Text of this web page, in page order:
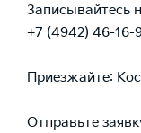
Записывайтесь
+7 (4942) 46-16-
Приезжайте:
Отправьте